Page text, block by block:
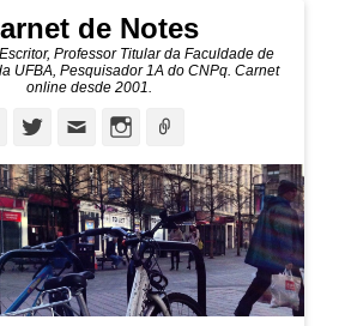
de Notes
Professor Titular da Faculdade de
UFBA, Pesquisador 1A do CNPq. Carnet
online desde 2001.
FacebookTwitterEmail Instagram